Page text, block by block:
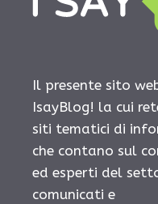
Il presente sito
IsayBlog! la cui
siti tematici di
che contano sul
ed esperti del
comunicati e